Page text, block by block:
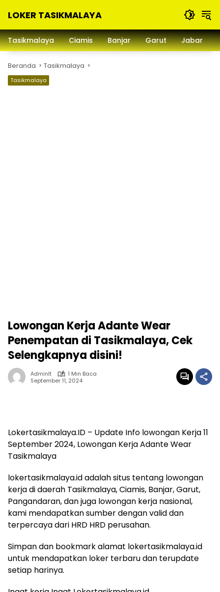
LOKER TASIKMALAYA
Lowongan
Kerja
dan
Sekitarna
Tasikmalaya Ciamis Banjar Garut Jabar
Beranda Tasikmalaya
Tasikmalaya
Lowongan Kerja Adante Wear
Penempatan di Tasikmalaya, Cek
Selengkapnya disini!
Adminlt
1 Min Baca
September 11, 2024
Lokertasikmalaya.ID – Update Info lowongan Kerja 11
September 2024, Lowongan Kerja Adante Wear
Tasikmalaya
lokertasikmalaya.id adalah situs tentang lowongan
kerja di daerah Tasikmalaya, Ciamis, Banjar, Garut,
Pangandaran, dan juga lowongan kerja nasional,
kami mendapatkan sumber dengan valid dan
terpercaya dari HRD HRD perusahan.
Simpan dan bookmark alamat lokertasikmalaya.id
untuk mendapatkan loker terbaru dan terupdate
setiap harinya.